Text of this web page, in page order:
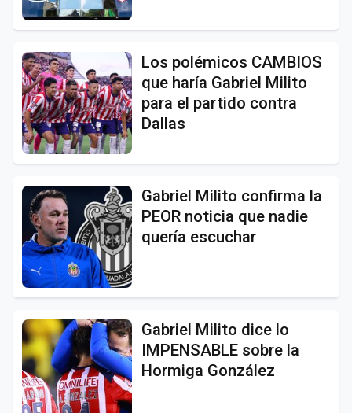
Los polémicos CAMBIOS
que haría Gabriel Milito
para el partido contra
Dallas
Gabriel Milito confirma la
PEOR noticia que nadie
quería escuchar
Gabriel Milito dice lo
IMPENSABLE sobre la
Hormiga González